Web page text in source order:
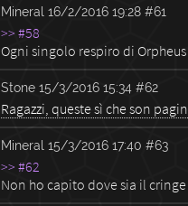
Mineral 16/2/2016 19:28 #61
>> #58
Ogni singolo respiro di
Stone 15/3/2016 15:34 #62
Ragazzi, queste sì che son
Mineral 15/3/2016 17:40 #63
>> #62
Non ho capito dove sia il cringe